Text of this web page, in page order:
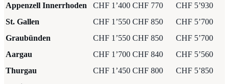
Appenzell Innerrhoden
CHF 1’400 CHF 770
CHF 5’930
St. Gallen
CHF 1’550 CHF 850
CHF 5’700
Graubünden
CHF 1’550 CHF 850
CHF 5’700
Aargau
CHF 1’700 CHF 840
CHF 5’560
Thurgau
CHF 1’450 CHF 800
CHF 5’850